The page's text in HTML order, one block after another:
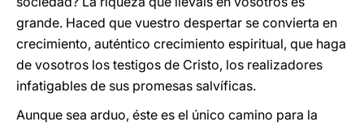
grande. Haced que vuestro despertar se convierta en
crecimiento, auténtico crecimiento espiritual, que haga
de vosotros los testigos de Cristo, los realizadores
infatigables de sus promesas salvíficas.
Aunque sea arduo, éste es el único camino para la